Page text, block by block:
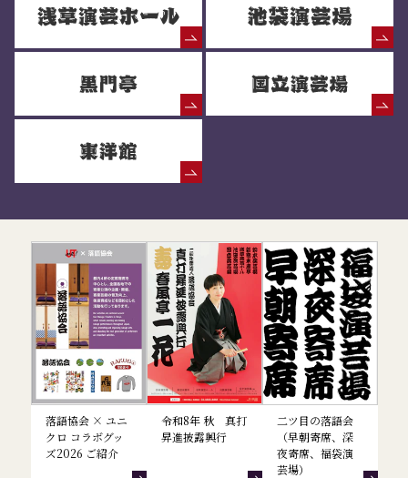
落語協会 × ユニ
クロ コラボグッ
ズ2026 ご紹介
令和8年 秋 真打
昇進披露興行
二ツ目の落語会
（早朝寄席、深
夜寄席、福袋演
芸場）